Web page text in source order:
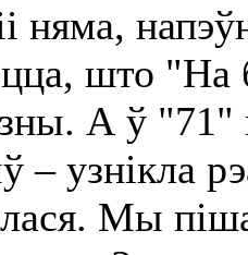
няма,
што "На
А ў "71"
– узнікла
Мы